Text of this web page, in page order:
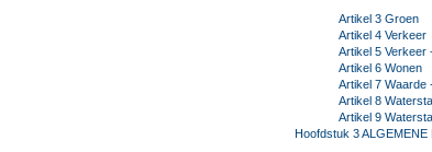
Artikel 3 Groen
Artikel 4 Verkeer
Artikel 5 Verkeer
Artikel 6 Wonen
Artikel 7 Waarde
Artikel 8
Artikel 9
Hoofdstuk 3 ALGEMENE